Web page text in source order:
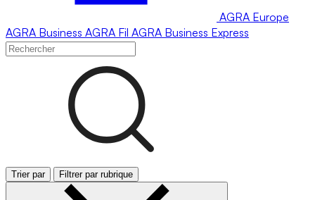
AGRA Europe
AGRA Business AGRA Fil AGRA Business Express
Trier par Filtrer par rubrique